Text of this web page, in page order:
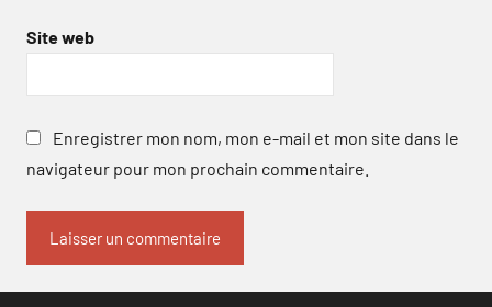
Site web
Enregistrer mon nom, mon e-mail et mon site dans le
navigateur pour mon prochain commentaire.